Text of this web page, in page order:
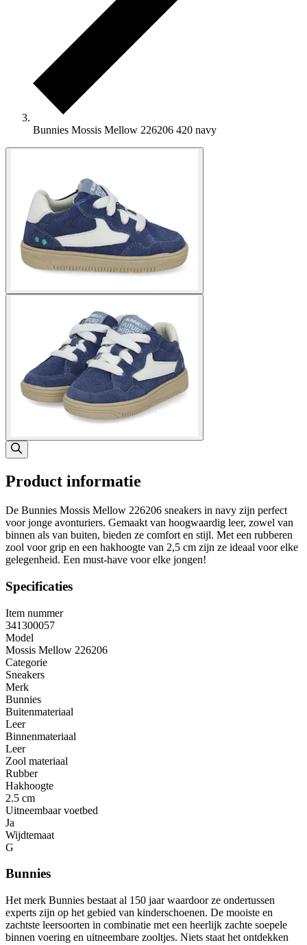
Bunnies Mossis Mellow 226206 420 navy
Product informatie
De Bunnies Mossis Mellow 226206 sneakers in navy zijn perfect
voor jonge avonturiers. Gemaakt van hoogwaardig leer, zowel van
binnen als van buiten, bieden ze comfort en stijl. Met een rubberen
zool voor grip en een hakhoogte van 2,5 cm zijn ze ideaal voor elke
gelegenheid. Een must-have voor elke jongen!
Specificaties
Item nummer
341300057
Model
Mossis Mellow 226206
Categorie
Sneakers
Merk
Bunnies
Buitenmateriaal
Leer
Binnenmateriaal
Leer
Zool materiaal
Rubber
Hakhoogte
2.5 cm
Uitneembaar voetbed
Ja
Wijdtemaat
G
Bunnies
Het merk Bunnies bestaat al 150 jaar waardoor ze ondertussen
experts zijn op het gebied van kinderschoenen. De mooiste en
zachtste leersoorten in combinatie met een heerlijk zachte soepele
binnen voering en uitneembare zooltjes. Niets staat het ontdekken